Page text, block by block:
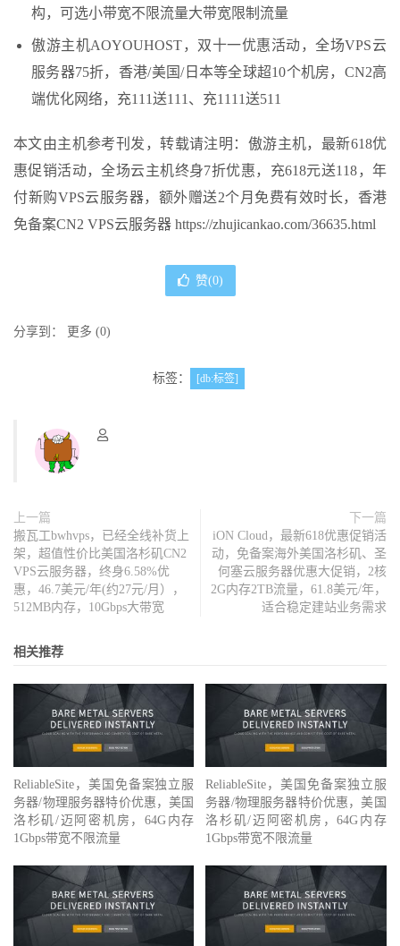
构，可选小带宽不限流量大带宽限制流量
傲游主机AOYOUHOST，双十一优惠活动，全场VPS云
服务器75折，香港/美国/日本等全球超10个机房，CN2高
端优化网络，充111送111、充1111送511
本文由主机参考刊发，转载请注明：傲游主机，最新618优
惠促销活动，全场云主机终身7折优惠，充618元送118，年
付新购VPS云服务器，额外赠送2个月免费有效时长，香港
免备案CN2 VPS云服务器 https://zhujicankao.com/36635.html
赞(0)
分享到： 更多 (0)
标签： [db:标签]
上一篇
搬瓦工bwhvps，已经全线补货上
架，超值性价比美国洛杉矶CN2
VPS云服务器，终身6.58%优
惠，46.7美元/年(约27元/月），
512MB内存，10Gbps大带宽
下一篇
iON Cloud，最新618优惠促销活
动，免备案海外美国洛杉矶、圣
何塞云服务器优惠大促销，2核
2G内存2TB流量，61.8美元/年，
适合稳定建站业务需求
相关推荐
ReliableSite，美国免备案独立服
务器/物理服务器特价优惠，美国
洛杉矶/迈阿密机房，64G内存
1Gbps带宽不限流量
ReliableSite，美国免备案独立服
务器/物理服务器特价优惠，美国
洛杉矶/迈阿密机房，64G内存
1Gbps带宽不限流量